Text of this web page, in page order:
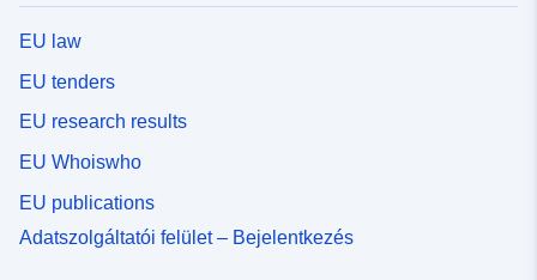
EU law
EU tenders
EU research results
EU Whoiswho
EU publications
Adatszolgáltatói felület – Bejelentkezés